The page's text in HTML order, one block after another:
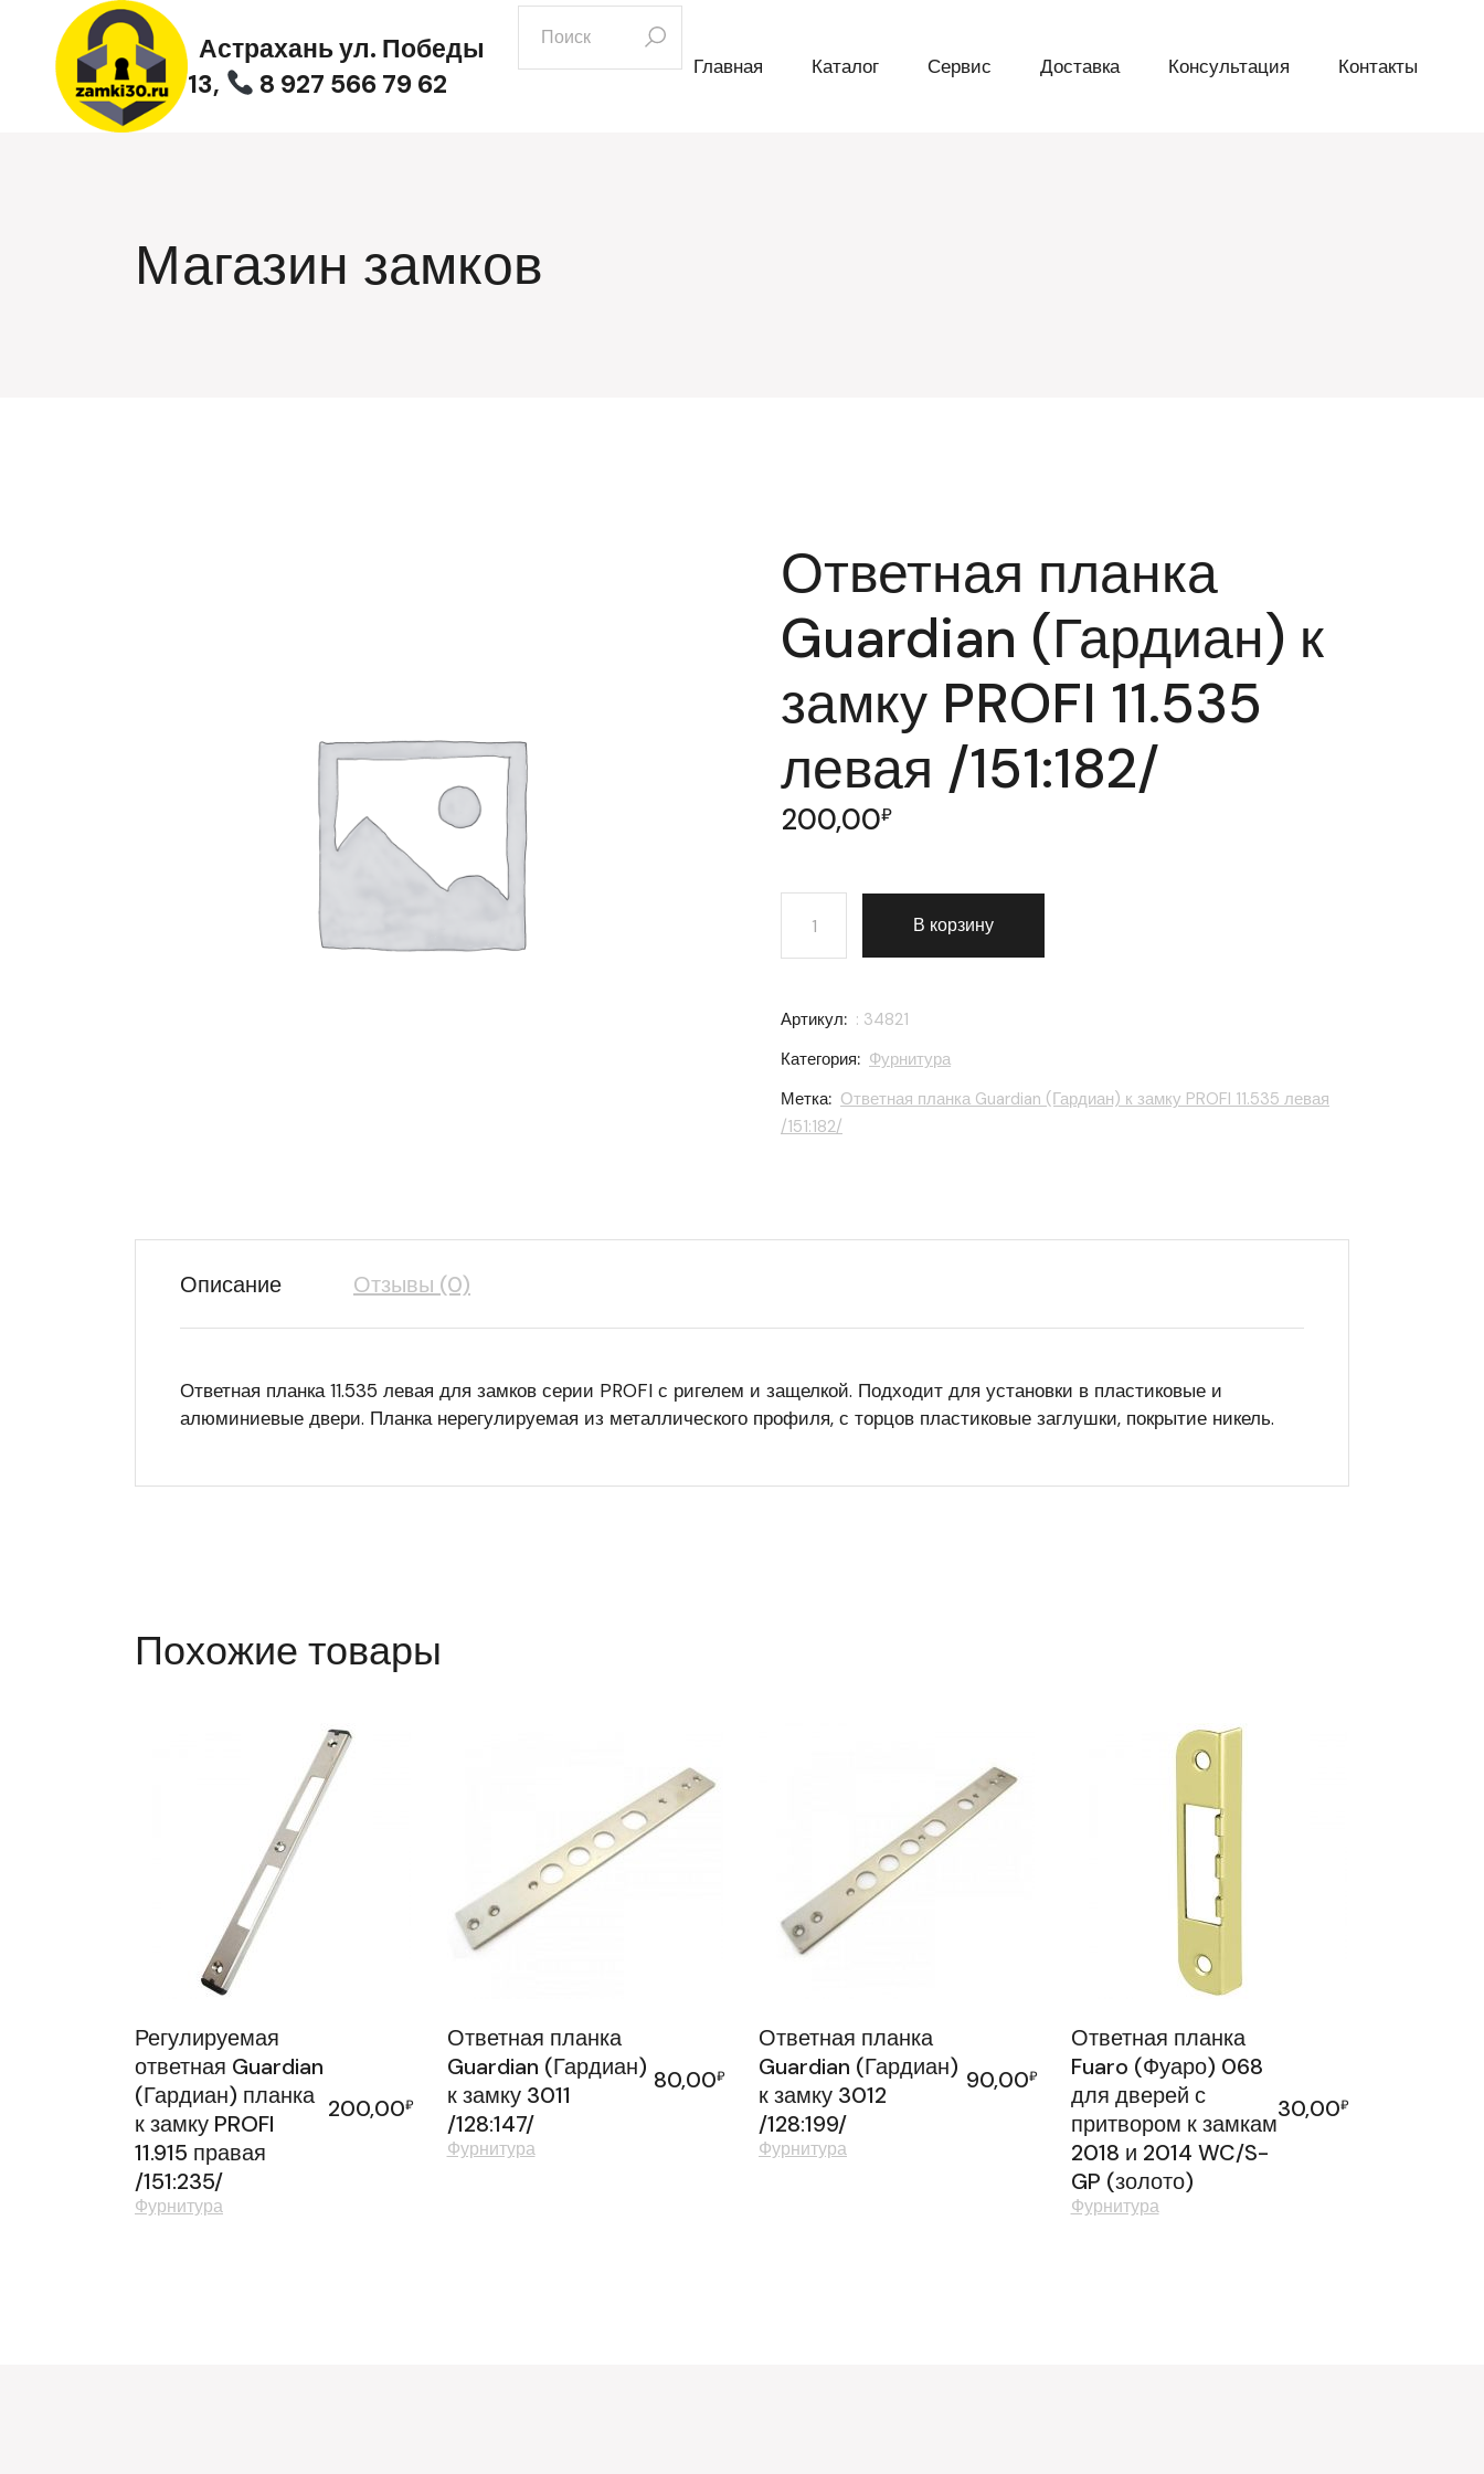
содержимому
Астрахань ул. Победы
13,
8 927 566 79 62
искать:
Главная Каталог Сервис Доставка Консультация Контакты
Магазин замков
Ответная планка
Guardian (Гардиан) к
замку PROFI 11.535
левая /151:182/
200,00₽
Количество товара Ответная планка Guardian (Гардиан) к замку PROFI 11.535 левая
В корзину
Артикул: : 34821
Категория: Фурнитура
Метка: Ответная планка Guardian (Гардиан) к замку PROFI 11.535 левая
/151:182/
Описание Отзывы (0)
Ответная планка 11.535 левая для замков серии PROFI с ригелем и защелкой. Подходит для установки в пластиковые и
алюминиевые двери. Планка нерегулируемая из металлического профиля, с торцов пластиковые заглушки, покрытие никель.
Похожие товары
Регулируемая
ответная Guardian
(Гардиан) планка
к замку PROFI
11.915 правая
/151:235/
200,00₽
Фурнитура
Ответная планка
Guardian (Гардиан)
к замку 3011
/128:147/
80,00₽
Фурнитура
Ответная планка
Guardian (Гардиан)
к замку 3012
/128:199/
90,00₽
Фурнитура
Ответная планка
Fuaro (Фуаро) 068
для дверей с
притвором к замкам
2018 и 2014 WC/S-
GP (золото)
30,00₽
Фурнитура